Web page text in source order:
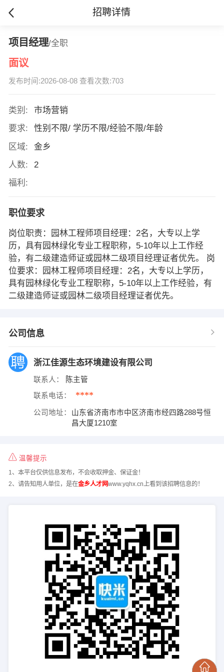
招聘详情
项目经理/全职
面议
发布时间:2026-08-08 查看次数:703
类别:
市场营销
要求:
性别不限/ 学历不限/经验不限/年龄
区域:
金乡
人数:
2
福利:
职位要求
岗位职责：园林工程师项目经理：2名，大专以上学
历，具有园林绿化专业工程职称，5-10年以上工作经
验，有二级建造师证或园林二级项目经理证者优先。 岗
位要求：园林工程师项目经理：2名，大专以上学历，
具有园林绿化专业工程职称，5-10年以上工作经验，有
二级建造师证或园林二级项目经理证者优先。
公司信息
浙江佳源生态环境建设有限公司
联系人： 陈主管
联系电话： ****
公司地址：
山东省济南市市中区济南市经四路288号恒
昌大厦1210室
温馨提示
1、本平台仅供信息发布，不会收取押金、保证金！
2、请告知用人单位，是在金乡人才网www.yqhx.cn上看到该招聘信息的！